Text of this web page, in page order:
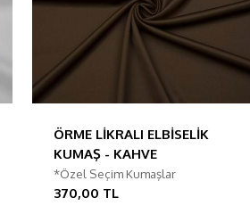
ÖRME LİKRALI ELBİSELİK
KUMAŞ - KAHVE
*Özel Seçim Kumaşlar
370,00 TL